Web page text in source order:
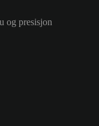
og presisjon